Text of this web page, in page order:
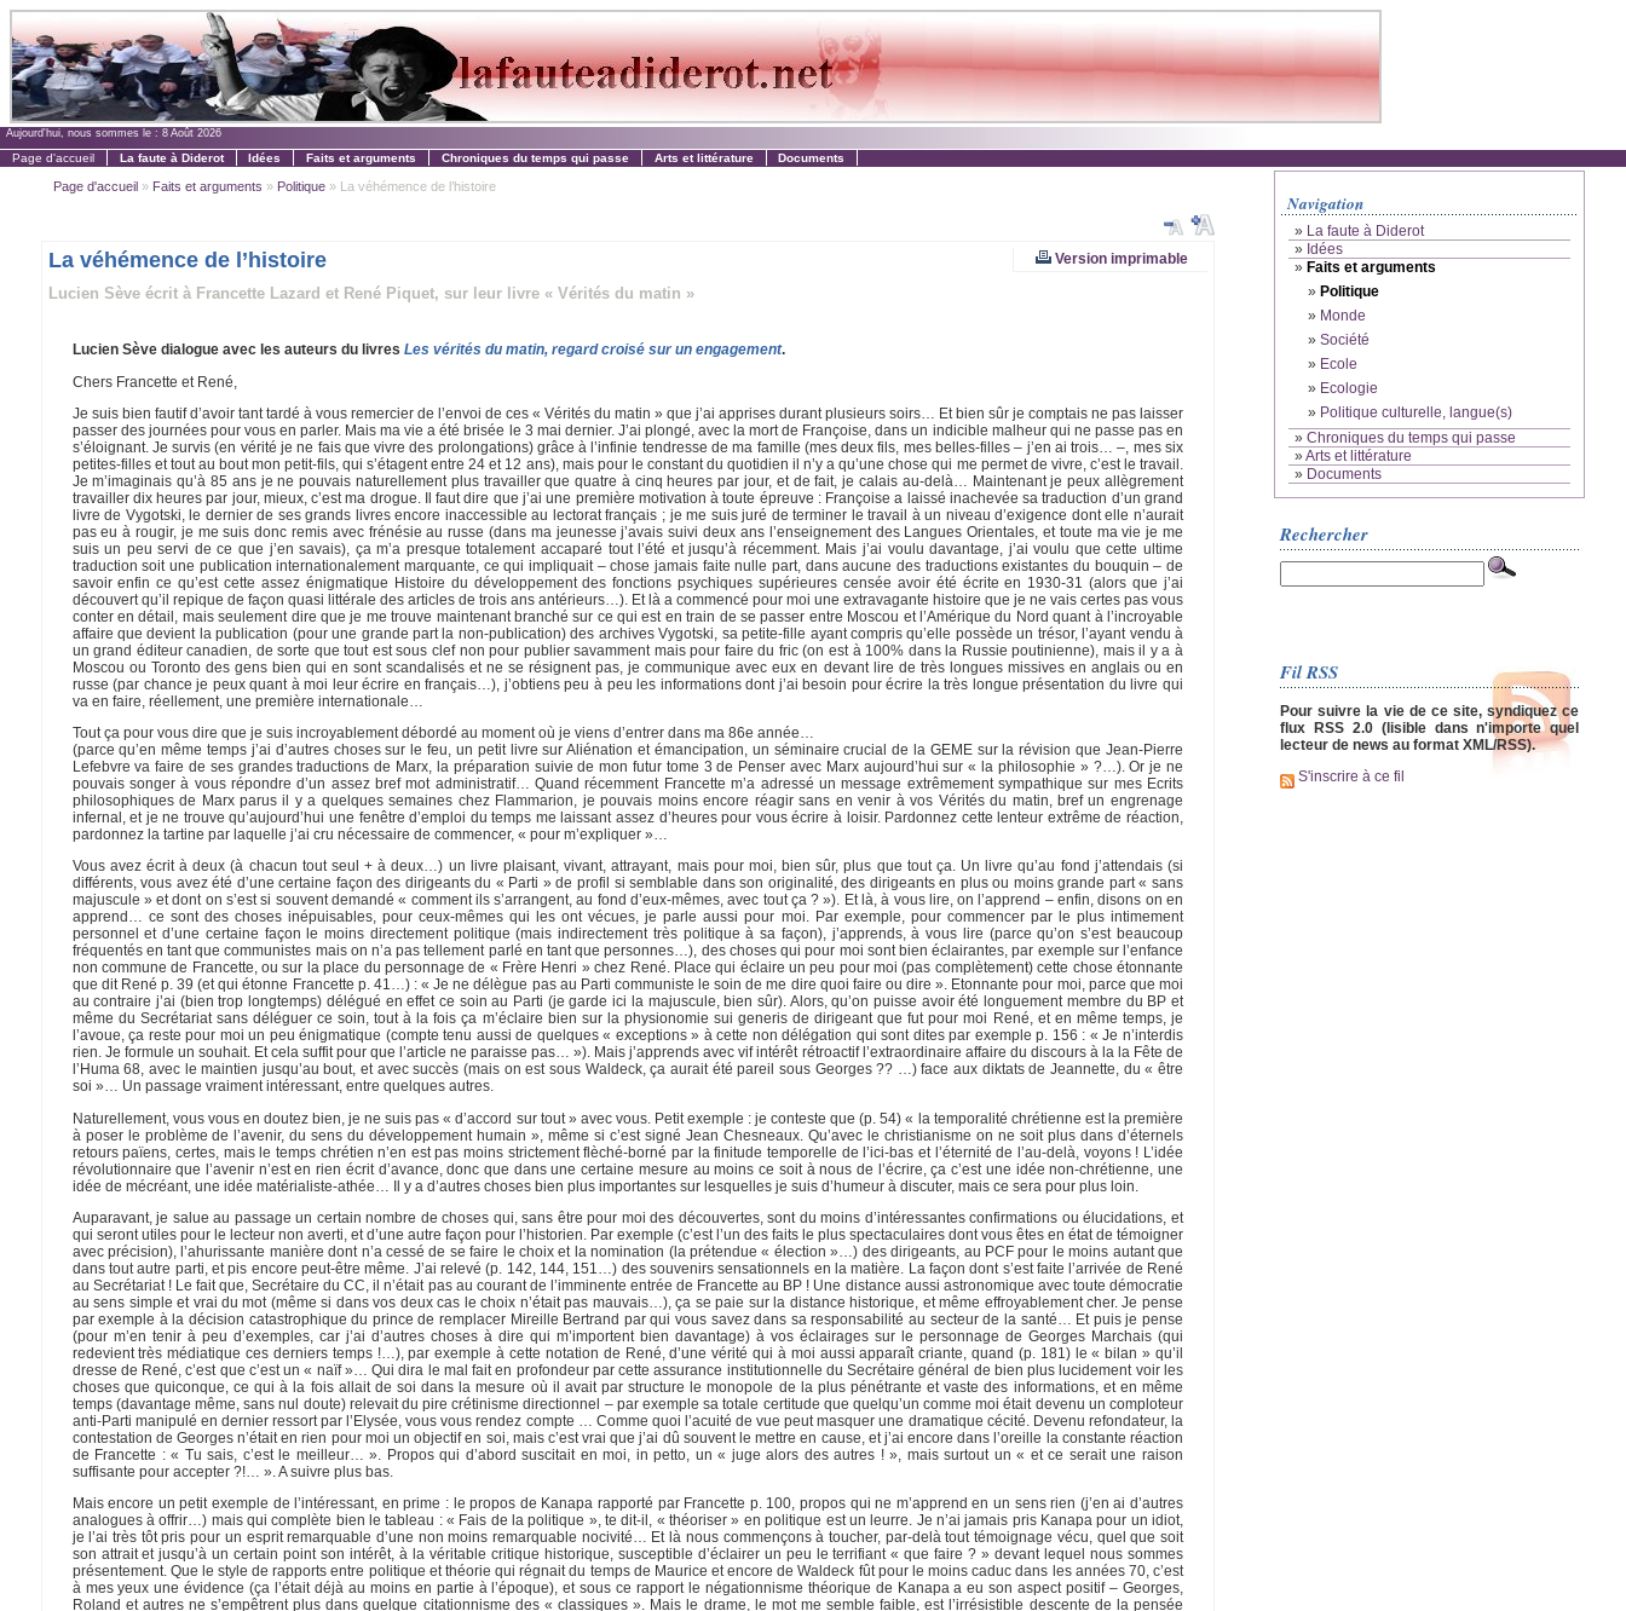
Aujourd'hui, nous sommes le : 8 Août 2026
Page d'accueil La faute à Diderot Idées Faits et arguments Chroniques du temps qui passe Arts et littérature Documents
Page d'accueil» Faits et arguments » Politique» La véhémence de l’histoire
Version imprimable
La véhémence de l’histoire
Lucien Sève écrit à Francette Lazard et René Piquet, sur leur livre « Vérités du matin »
Lucien Sève dialogue avec les auteurs du livres Les vérités du matin, regard croisé sur un engagement.
Chers Francette et René,
Je suis bien fautif d’avoir tant tardé à vous remercier de l’envoi de ces « Vérités du matin » que j’ai apprises durant plusieurs soirs… Et bien sûr je comptais ne pas laisser
passer des journées pour vous en parler. Mais ma vie a été brisée le 3 mai dernier. J’ai plongé, avec la mort de Françoise, dans un indicible malheur qui ne passe pas en
s’éloignant. Je survis (en vérité je ne fais que vivre des prolongations) grâce à l’infinie tendresse de ma famille (mes deux fils, mes belles-filles – j’en ai trois… –, mes six
petites-filles et tout au bout mon petit-fils, qui s’étagent entre 24 et 12 ans), mais pour le constant du quotidien il n’y a qu’une chose qui me permet de vivre, c’est le travail.
Je m’imaginais qu’à 85 ans je ne pouvais naturellement plus travailler que quatre à cinq heures par jour, et de fait, je calais au-delà… Maintenant je peux allègrement
travailler dix heures par jour, mieux, c’est ma drogue. Il faut dire que j’ai une première motivation à toute épreuve : Françoise a laissé inachevée sa traduction d’un grand
livre de Vygotski, le dernier de ses grands livres encore inaccessible au lectorat français ; je me suis juré de terminer le travail à un niveau d’exigence dont elle n’aurait
pas eu à rougir, je me suis donc remis avec frénésie au russe (dans ma jeunesse j’avais suivi deux ans l’enseignement des Langues Orientales, et toute ma vie je me
suis un peu servi de ce que j’en savais), ça m’a presque totalement accaparé tout l’été et jusqu’à récemment. Mais j’ai voulu davantage, j’ai voulu que cette ultime
traduction soit une publication internationalement marquante, ce qui impliquait – chose jamais faite nulle part, dans aucune des traductions existantes du bouquin – de
savoir enfin ce qu’est cette assez énigmatique Histoire du développement des fonctions psychiques supérieures censée avoir été écrite en 1930-31 (alors que j’ai
découvert qu’il repique de façon quasi littérale des articles de trois ans antérieurs…). Et là a commencé pour moi une extravagante histoire que je ne vais certes pas vous
conter en détail, mais seulement dire que je me trouve maintenant branché sur ce qui est en train de se passer entre Moscou et l’Amérique du Nord quant à l’incroyable
affaire que devient la publication (pour une grande part la non-publication) des archives Vygotski, sa petite-fille ayant compris qu’elle possède un trésor, l’ayant vendu à
un grand éditeur canadien, de sorte que tout est sous clef non pour publier savamment mais pour faire du fric (on est à 100% dans la Russie poutinienne), mais il y a à
Moscou ou Toronto des gens bien qui en sont scandalisés et ne se résignent pas, je communique avec eux en devant lire de très longues missives en anglais ou en
russe (par chance je peux quant à moi leur écrire en français…), j’obtiens peu à peu les informations dont j’ai besoin pour écrire la très longue présentation du livre qui
va en faire, réellement, une première internationale…
Tout ça pour vous dire que je suis incroyablement débordé au moment où je viens d’entrer dans ma 86e année…
(parce qu’en même temps j’ai d’autres choses sur le feu, un petit livre sur Aliénation et émancipation, un séminaire crucial de la GEME sur la révision que Jean-Pierre
Lefebvre va faire de ses grandes traductions de Marx, la préparation suivie de mon futur tome 3 de Penser avec Marx aujourd’hui sur « la philosophie » ?…). Or je ne
pouvais songer à vous répondre d’un assez bref mot administratif… Quand récemment Francette m’a adressé un message extrêmement sympathique sur mes Ecrits
philosophiques de Marx parus il y a quelques semaines chez Flammarion, je pouvais moins encore réagir sans en venir à vos Vérités du matin, bref un engrenage
infernal, et je ne trouve qu’aujourd’hui une fenêtre d’emploi du temps me laissant assez d’heures pour vous écrire à loisir. Pardonnez cette lenteur extrême de réaction,
pardonnez la tartine par laquelle j’ai cru nécessaire de commencer, « pour m’expliquer »…
Vous avez écrit à deux (à chacun tout seul + à deux…) un livre plaisant, vivant, attrayant, mais pour moi, bien sûr, plus que tout ça. Un livre qu’au fond j’attendais (si
différents, vous avez été d’une certaine façon des dirigeants du « Parti » de profil si semblable dans son originalité, des dirigeants en plus ou moins grande part « sans
majuscule » et dont on s’est si souvent demandé « comment ils s’arrangent, au fond d’eux-mêmes, avec tout ça ? »). Et là, à vous lire, on l’apprend – enfin, disons on en
apprend… ce sont des choses inépuisables, pour ceux-mêmes qui les ont vécues, je parle aussi pour moi. Par exemple, pour commencer par le plus intimement
personnel et d’une certaine façon le moins directement politique (mais indirectement très politique à sa façon), j’apprends, à vous lire (parce qu’on s’est beaucoup
fréquentés en tant que communistes mais on n’a pas tellement parlé en tant que personnes…), des choses qui pour moi sont bien éclairantes, par exemple sur l’enfance
non commune de Francette, ou sur la place du personnage de « Frère Henri » chez René. Place qui éclaire un peu pour moi (pas complètement) cette chose étonnante
que dit René p. 39 (et qui étonne Francette p. 41…) : « Je ne délègue pas au Parti communiste le soin de me dire quoi faire ou dire ». Etonnante pour moi, parce que moi
au contraire j’ai (bien trop longtemps) délégué en effet ce soin au Parti (je garde ici la majuscule, bien sûr). Alors, qu’on puisse avoir été longuement membre du BP et
même du Secrétariat sans déléguer ce soin, tout à la fois ça m’éclaire bien sur la physionomie sui generis de dirigeant que fut pour moi René, et en même temps, je
l’avoue, ça reste pour moi un peu énigmatique (compte tenu aussi de quelques « exceptions » à cette non délégation qui sont dites par exemple p. 156 : « Je n’interdis
rien. Je formule un souhait. Et cela suffit pour que l’article ne paraisse pas… »). Mais j’apprends avec vif intérêt rétroactif l’extraordinaire affaire du discours à la la Fête de
l’Huma 68, avec le maintien jusqu’au bout, et avec succès (mais on est sous Waldeck, ça aurait été pareil sous Georges ?? …) face aux diktats de Jeannette, du « être
soi »… Un passage vraiment intéressant, entre quelques autres.
Naturellement, vous vous en doutez bien, je ne suis pas « d’accord sur tout » avec vous. Petit exemple : je conteste que (p. 54) « la temporalité chrétienne est la première
à poser le problème de l’avenir, du sens du développement humain », même si c’est signé Jean Chesneaux. Qu’avec le christianisme on ne soit plus dans d’éternels
retours païens, certes, mais le temps chrétien n’en est pas moins strictement flèché-borné par la finitude temporelle de l’ici-bas et l’éternité de l’au-delà, voyons ! L’idée
révolutionnaire que l’avenir n’est en rien écrit d’avance, donc que dans une certaine mesure au moins ce soit à nous de l’écrire, ça c’est une idée non-chrétienne, une
idée de mécréant, une idée matérialiste-athée… Il y a d’autres choses bien plus importantes sur lesquelles je suis d’humeur à discuter, mais ce sera pour plus loin.
Auparavant, je salue au passage un certain nombre de choses qui, sans être pour moi des découvertes, sont du moins d’intéressantes confirmations ou élucidations, et
qui seront utiles pour le lecteur non averti, et d’une autre façon pour l’historien. Par exemple (c’est l’un des faits le plus spectaculaires dont vous êtes en état de témoigner
avec précision), l’ahurissante manière dont n’a cessé de se faire le choix et la nomination (la prétendue « élection »…) des dirigeants, au PCF pour le moins autant que
dans tout autre parti, et pis encore peut-être même. J’ai relevé (p. 142, 144, 151…) des souvenirs sensationnels en la matière. La façon dont s’est faite l’arrivée de René
au Secrétariat ! Le fait que, Secrétaire du CC, il n’était pas au courant de l’imminente entrée de Francette au BP ! Une distance aussi astronomique avec toute démocratie
au sens simple et vrai du mot (même si dans vos deux cas le choix n’était pas mauvais…), ça se paie sur la distance historique, et même effroyablement cher. Je pense
par exemple à la décision catastrophique du prince de remplacer Mireille Bertrand par qui vous savez dans sa responsabilité au secteur de la santé… Et puis je pense
(pour m’en tenir à peu d’exemples, car j’ai d’autres choses à dire qui m’importent bien davantage) à vos éclairages sur le personnage de Georges Marchais (qui
redevient très médiatique ces derniers temps !…), par exemple à cette notation de René, d’une vérité qui à moi aussi apparaît criante, quand (p. 181) le « bilan » qu’il
dresse de René, c’est que c’est un « naïf »… Qui dira le mal fait en profondeur par cette assurance institutionnelle du Secrétaire général de bien plus lucidement voir les
choses que quiconque, ce qui à la fois allait de soi dans la mesure où il avait par structure le monopole de la plus pénétrante et vaste des informations, et en même
temps (davantage même, sans nul doute) relevait du pire crétinisme directionnel – par exemple sa totale certitude que quelqu’un comme moi était devenu un comploteur
anti-Parti manipulé en dernier ressort par l’Elysée, vous vous rendez compte … Comme quoi l’acuité de vue peut masquer une dramatique cécité. Devenu refondateur, la
contestation de Georges n’était en rien pour moi un objectif en soi, mais c’est vrai que j’ai dû souvent le mettre en cause, et j’ai encore dans l’oreille la constante réaction
de Francette : « Tu sais, c’est le meilleur… ». Propos qui d’abord suscitait en moi, in petto, un « juge alors des autres ! », mais surtout un « et ce serait une raison
suffisante pour accepter ?!… ». A suivre plus bas.
Mais encore un petit exemple de l’intéressant, en prime : le propos de Kanapa rapporté par Francette p. 100, propos qui ne m’apprend en un sens rien (j’en ai d’autres
analogues à offrir…) mais qui complète bien le tableau : « Fais de la politique », te dit-il, « théoriser » en politique est un leurre. Je n’ai jamais pris Kanapa pour un idiot,
je l’ai très tôt pris pour un esprit remarquable d’une non moins remarquable nocivité… Et là nous commençons à toucher, par-delà tout témoignage vécu, quel que soit
son attrait et jusqu’à un certain point son intérêt, à la véritable critique historique, susceptible d’éclairer un peu le terrifiant « que faire ? » devant lequel nous sommes
présentement. Que le style de rapports entre politique et théorie qui régnait du temps de Maurice et encore de Waldeck fût pour le moins caduc dans les années 70, c’est
à mes yeux une évidence (ça l’était déjà au moins en partie à l’époque), et sous ce rapport le négationnisme théorique de Kanapa a eu son aspect positif – Georges,
Roland et autres ne s’empêtrent plus dans quelque citationnisme des « classiques ». Mais le drame, le mot me semble faible, est l’irrésistible descente de la pensée
Navigation
» La faute à Diderot
» Idées
» Faits et arguments
» Politique
» Monde
» Société
» Ecole
» Ecologie
» Politique culturelle, langue(s)
» Chroniques du temps qui passe
»Arts et littérature
» Documents
Rechercher
Fil RSS
Pour suivre la vie de ce site, syndiquez ce
flux RSS 2.0 (lisible dans n'importe quel
lecteur de news au format XML/RSS).
S'inscrire à ce fil